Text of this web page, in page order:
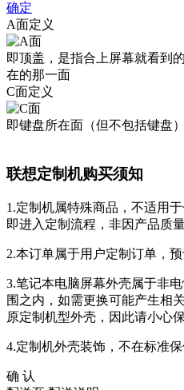
确定
A面定义
即顶盖，是指合上屏幕就看到
在的那一面
C面定义
即键盘所在面（但不包括键盘）
联想定制机购买须知
1.定制机属特殊商品，不适用
即进入定制流程，非因产品质
2.本订单属于用户定制订单，
3.笔记本电脑屏幕外壳属于非
围之内，如需更换可能产生相
原定制机型外壳，因此请小心
4.定制机外壳装饰，不在标准保
确 认